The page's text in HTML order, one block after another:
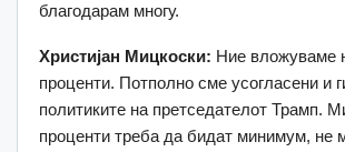
благодарам многу.
Христијан Мицкоски: Ние вложуваме
проценти. Потполно сме усогласени и
политиките на претседателот Трамп.
проценти треба да бидат минимум, не